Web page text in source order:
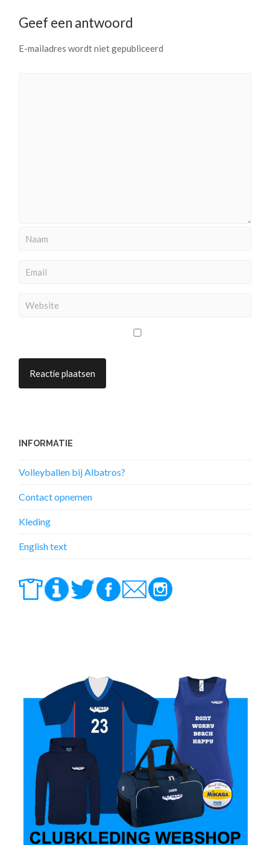
Geef een antwoord
E-mailadres wordt niet gepubliceerd
INFORMATIE
Volleyballen bij Albatros?
Contact opnemen
Kleding
English text